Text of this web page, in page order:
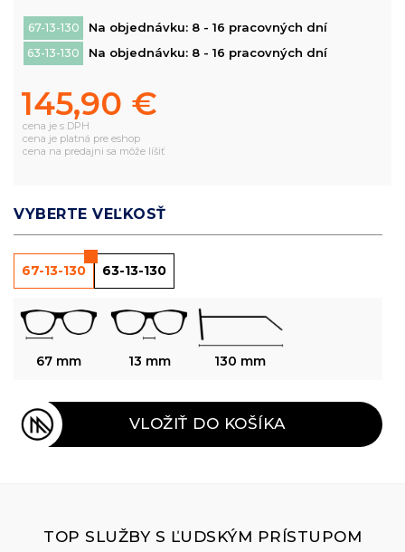
67-13-130 Na objednávku: 8 - 16 pracovných dní
63-13-130 Na objednávku: 8 - 16 pracovných dní
145,90 €
cena je s DPH
cena je platná pre eshop
cena na predajni sa môže líšiť
VYBERTE VEĽKOSŤ
67-13-130 63-13-130
67 mm 13 mm 130 mm
VLOŽIŤ DO KOŠÍKA
TOP SLUŽBY S ĽUDSKÝM PRÍSTUPOM